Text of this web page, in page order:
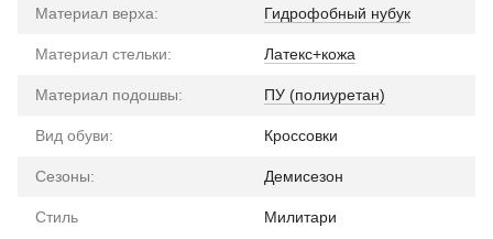
Материал верха: Гидрофобный нубук
Материал стельки: Латекс+кожа
Материал подошвы: ПУ (полиуретан)
Вид обуви: Кроссовки
Сезоны: Демисезон
Стиль Милитари